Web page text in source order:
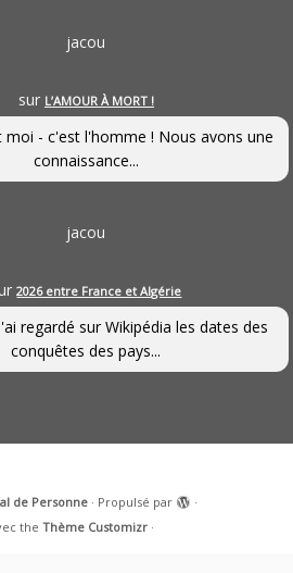
jacou
sur L’AMOUR À MORT !
moi - c'est l'homme ! Nous avons une
connaissance...
jacou
2026 entre France et Algérie
regardé sur Wikipédia les dates des
conquêtes des pays...
de Personne· Propulsé par
·
theThème Customizr ·